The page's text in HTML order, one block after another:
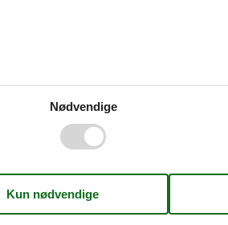
Antal kaffemaskiner
Badeværelse
Antal badeværelser
Swimmingpool - indendørs
Brusekabine
Gæstetoilet
Nødvendige